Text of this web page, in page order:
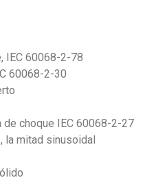
IEC 60068-2-78
60068-2-30
choque IEC 60068-2-27
la mitad sinusoidal